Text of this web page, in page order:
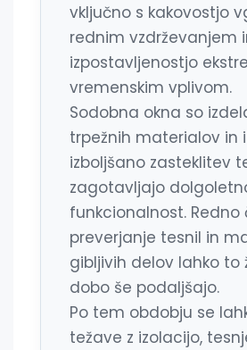
vključno s kakovostjo
rednim vzdrževanjem
izpostavljenostjo
vremenskim vplivom.
Sodobna okna so
trpežnih materialov in
izboljšano zasteklitev
zagotavljajo
funkcionalnost. Redno
preverjanje tesnil in
gibljivih delov lahko to
dobo še podaljšajo.
Po tem obdobju se
težave z izolacijo,